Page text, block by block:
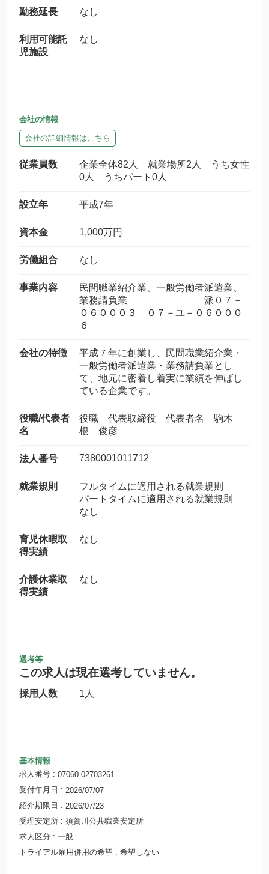
勤務延長 なし
利用可能託
児施設
なし
会社の情報
会社の詳細情報はこちら
従業員数
企業全体82人 就業場所2人 うち女性
0人 うちパート0人
設立年 平成7年
資本金 1,000万円
労働組合 なし
事業内容
民間職業紹介業、一般労働者派遣業、
業務請負業 派０７－
０６０００３ ０７－ユ－０６０００
６
会社の特徴
平成７年に創業し、民間職業紹介業・
一般労働者派遣業・業務請負業とし
て、地元に密着し着実に業績を伸ばし
ている企業です。
役職/代表者
名
役職 代表取締役 代表者名 駒木
根 俊彦
法人番号 7380001011712
就業規則
フルタイムに適用される就業規則
パートタイムに適用される就業規則
なし
育児休暇取
得実績
なし
介護休業取
得実績
なし
選考等
この求人は現在選考していません。
採用人数 1人
基本情報
求人番号
07060-02703261
受付年月日
2026/07/07
紹介期限日
2026/07/23
受理安定所
須賀川公共職業安定所
求人区分
一般
トライアル雇用併用の希望
希望しない